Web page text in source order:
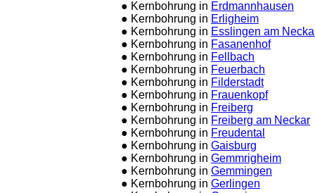
● Kernbohrung in Erdmannhausen
● Kernbohrung in Erligheim
● Kernbohrung in Esslingen am
● Kernbohrung in Fasanenhof
● Kernbohrung in Fellbach
● Kernbohrung in Feuerbach
● Kernbohrung in Filderstadt
● Kernbohrung in Frauenkopf
● Kernbohrung in Freiberg
● Kernbohrung in Freiberg am Neckar
● Kernbohrung in Freudental
● Kernbohrung in Gaisburg
● Kernbohrung in Gemmrigheim
● Kernbohrung in Gemmingen
● Kernbohrung in Gerlingen